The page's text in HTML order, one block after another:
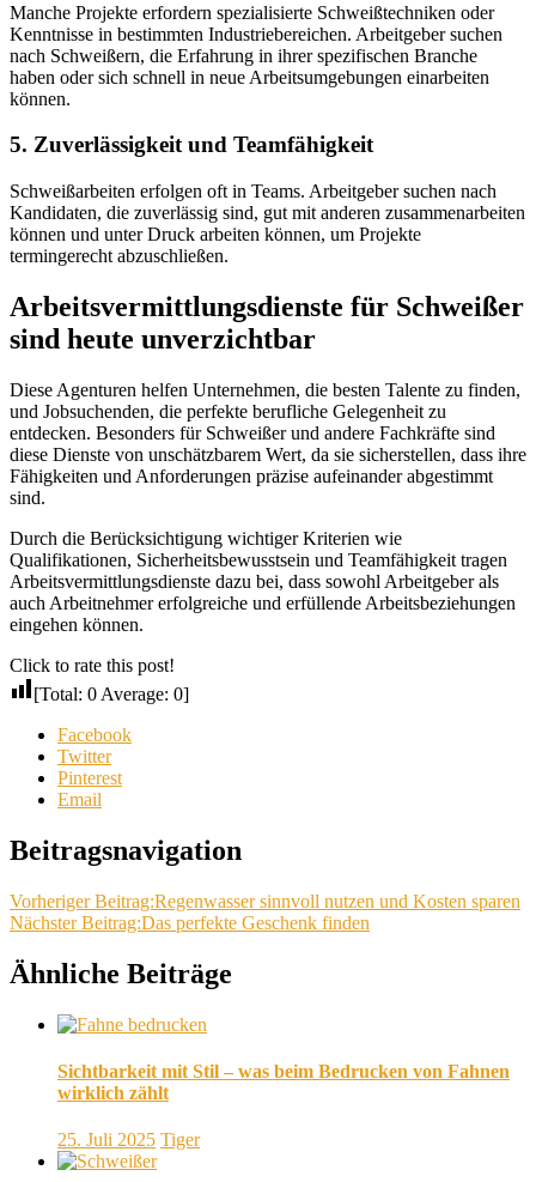
Manche Projekte erfordern spezialisierte Schweißtechniken oder
Kenntnisse in bestimmten Industriebereichen. Arbeitgeber suchen
nach Schweißern, die Erfahrung in ihrer spezifischen Branche
haben oder sich schnell in neue Arbeitsumgebungen einarbeiten
können.
5. Zuverlässigkeit und Teamfähigkeit
Schweißarbeiten erfolgen oft in Teams. Arbeitgeber suchen nach
Kandidaten, die zuverlässig sind, gut mit anderen zusammenarbeiten
können und unter Druck arbeiten können, um Projekte
termingerecht abzuschließen.
Arbeitsvermittlungsdienste für Schweißer
sind heute unverzichtbar
Diese Agenturen helfen Unternehmen, die besten Talente zu finden,
und Jobsuchenden, die perfekte berufliche Gelegenheit zu
entdecken. Besonders für Schweißer und andere Fachkräfte sind
diese Dienste von unschätzbarem Wert, da sie sicherstellen, dass ihre
Fähigkeiten und Anforderungen präzise aufeinander abgestimmt
sind.
Durch die Berücksichtigung wichtiger Kriterien wie
Qualifikationen, Sicherheitsbewusstsein und Teamfähigkeit tragen
Arbeitsvermittlungsdienste dazu bei, dass sowohl Arbeitgeber als
auch Arbeitnehmer erfolgreiche und erfüllende Arbeitsbeziehungen
eingehen können.
Click to rate this post!
[Total: 0 Average: 0]
Facebook
Twitter
Pinterest
Email
Beitragsnavigation
Vorheriger Beitrag:Regenwasser sinnvoll nutzen und Kosten sparen
Nächster Beitrag:Das perfekte Geschenk finden
Ähnliche Beiträge
Sichtbarkeit mit Stil – was beim Bedrucken von Fahnen
wirklich zählt
25. Juli 2025 Tiger